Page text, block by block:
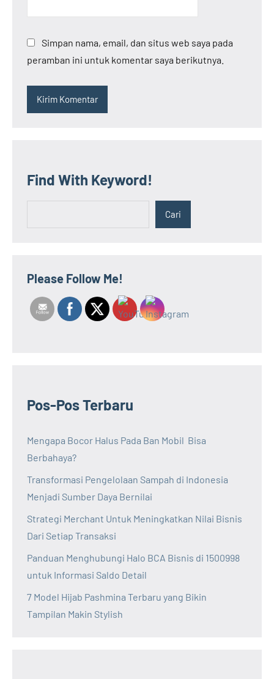
Simpan nama, email, dan situs web saya pada
peramban ini untuk komentar saya berikutnya.
Find With Keyword!
Cari
Please Follow Me!
Pos-Pos Terbaru
Mengapa Bocor Halus Pada Ban Mobil Bisa
Berbahaya?
Transformasi Pengelolaan Sampah di Indonesia
Menjadi Sumber Daya Bernilai
Strategi Merchant Untuk Meningkatkan Nilai Bisnis
Dari Setiap Transaksi
Panduan Menghubungi Halo BCA Bisnis di 1500998
untuk Informasi Saldo Detail
7 Model Hijab Pashmina Terbaru yang Bikin
Tampilan Makin Stylish